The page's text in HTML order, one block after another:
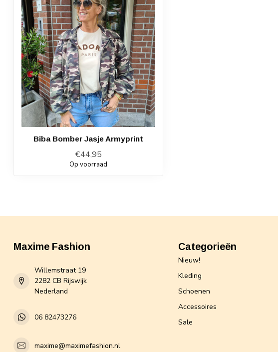
Biba Bomber Jasje Armyprint
€44,95
Op voorraad
Maxime Fashion
Willemstraat 19
2282 CB Rijswijk
Nederland
06 82473276
maxime@maximefashion.nl
Categorieën
Nieuw!
Kleding
Schoenen
Accessoires
Sale